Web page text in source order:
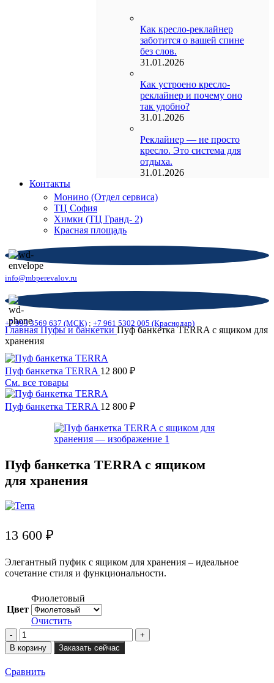
Как кресло-реклайнер
заботится о вашей спине
без слов.
31.01.2026
Как устроено кресло-
реклайнер и почему оно
так удобно?
31.01.2026
Реклайнер — не просто
кресло. Это система для
отдыха.
31.01.2026
Контакты
Монино (Отдел сервиса)
ТЦ София
Химки (ТЦ Гранд- 2)
Красная площадь
info@mbperevalov.ru
+7 993 3569 637 (МСК) ; +7 961 5302 005 (Краснодар)
ГлавнаяПуфы и банкеткиПуф банкетка TERRA с ящиком для
хранения
Пуф банкетка TERRA 12 800 ₽
См. все товары
Пуф банкетка TERRA 12 800 ₽
Пуф банкетка TERRA с ящиком
для хранения
13 600 ₽
Элегантный пуфик с ящиком для хранения – идеальное
сочетание стиля и функциональности.
Цвет
Фиолетовый
Очистить
Количество
товара
Пуф
TERRA
В корзину Заказать сейчас
Сравнить